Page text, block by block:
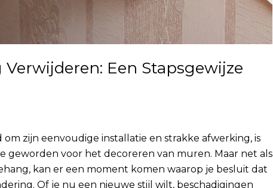
Een Stapsgewijze
om zijn eenvoudige installatie en strakke afwerking, is
geworden voor het decoreren van muren. Maar net als
kan er een moment komen waarop je besluit dat
Of je nu een nieuwe stijl wilt, beschadigingen